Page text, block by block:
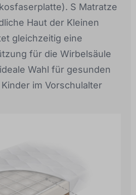
S Matratze
Haut der Kleinen
gleichzeitig eine
für die Wirbelsäule
Wahl für gesunden
im Vorschulalter